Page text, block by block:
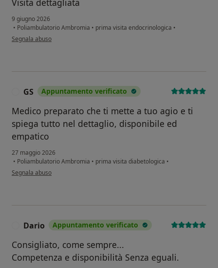
Visita dettagliata
9 giugno 2026
• Poliambulatorio Ambromia • prima visita endocrinologica •
secondo l'opinione dell'utente Mg
Segnala abuso
GS Appuntamento verificato
Medico preparato che ti mette a tuo agio e ti
spiega tutto nel dettaglio, disponibile ed
empatico
27 maggio 2026
• Poliambulatorio Ambromia • prima visita diabetologica •
secondo l'opinione dell'utente GS
Segnala abuso
Dario Appuntamento verificato
Consigliato, come sempre...
Competenza e disponibilità Senza eguali.